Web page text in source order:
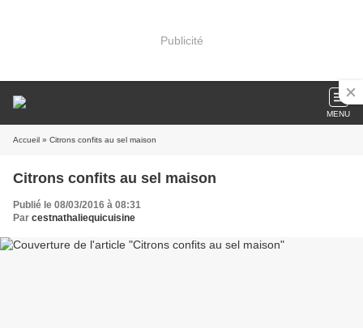
Publicité
MENU
Accueil » Citrons confits au sel maison
Citrons confits au sel maison
Publié le 08/03/2016 à 08:31
Par cestnathaliequicuisine